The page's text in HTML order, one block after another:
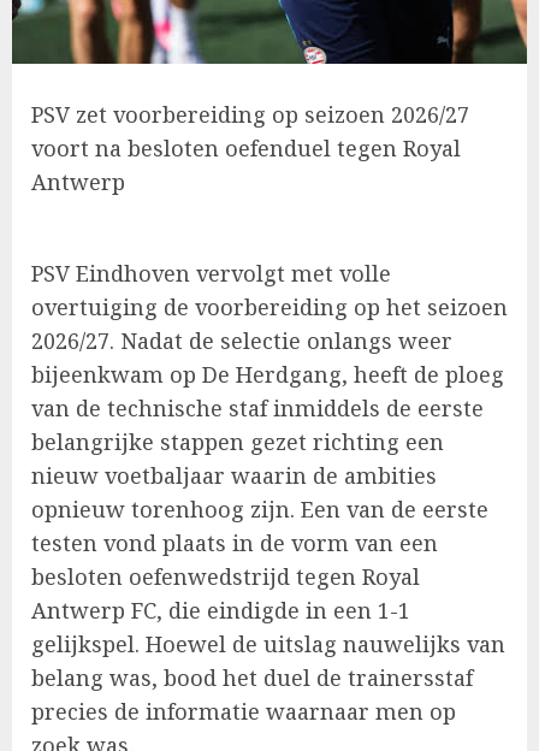
PSV zet voorbereiding op seizoen 2026/27
voort na besloten oefenduel tegen Royal
Antwerp
PSV Eindhoven vervolgt met volle
overtuiging de voorbereiding op het seizoen
2026/27. Nadat de selectie onlangs weer
bijeenkwam op De Herdgang, heeft de ploeg
van de technische staf inmiddels de eerste
belangrijke stappen gezet richting een
nieuw voetbaljaar waarin de ambities
opnieuw torenhoog zijn. Een van de eerste
testen vond plaats in de vorm van een
besloten oefenwedstrijd tegen Royal
Antwerp FC, die eindigde in een 1-1
gelijkspel. Hoewel de uitslag nauwelijks van
belang was, bood het duel de trainersstaf
precies de informatie waarnaar men op
zoek was.